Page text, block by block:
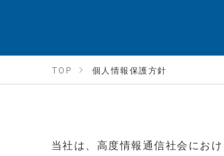
TOP 個人情報保護方針
当社は、高度情報通信社会にお